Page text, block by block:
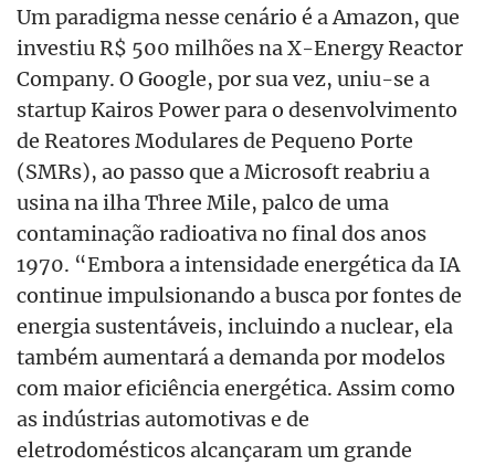
Um paradigma nesse cenário é a Amazon, que
investiu R$ 500 milhões na X-Energy Reactor
Company. O Google, por sua vez, uniu-se a
startup Kairos Power para o desenvolvimento
de Reatores Modulares de Pequeno Porte
(SMRs), ao passo que a Microsoft reabriu a
usina na ilha Three Mile, palco de uma
contaminação radioativa no final dos anos
1970. “Embora a intensidade energética da IA
continue impulsionando a busca por fontes de
energia sustentáveis, incluindo a nuclear, ela
também aumentará a demanda por modelos
com maior eficiência energética. Assim como
as indústrias automotivas e de
eletrodomésticos alcançaram um grande